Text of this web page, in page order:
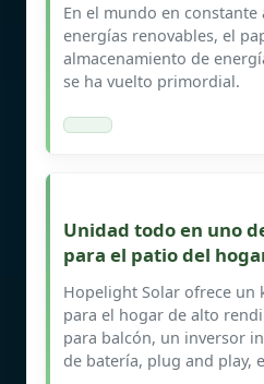
En el mundo en constante
energías renovables, el
almacenamiento de
se ha vuelto primordial.
Unidad todo en uno
para el patio del
Hopelight Solar ofrece un
para el hogar de alto
para balcón, un inversor
de batería, plug and play,